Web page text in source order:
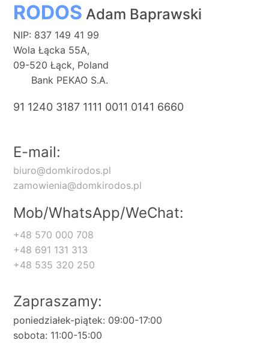
RODOS Adam Baprawski
NIP: 837 149 41 99
Wola Łącka 55A,
09-520 Łąck, Poland
Bank PEKAO S.A.
91 1240 3187 1111 0011 0141 6660
E-mail:
biuro@domkirodos.pl
zamowienia@domkirodos.pl
Mob/WhatsApp/WeChat:
+48 570 000 708
+48 691 131 313
+48 535 320 250
Zapraszamy:
poniedziałek-piątek: 09:00-17:00
sobota: 11:00-15:00